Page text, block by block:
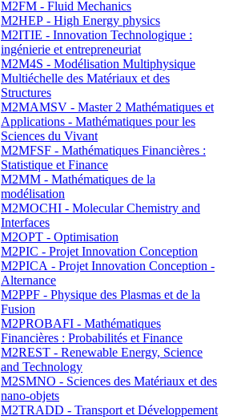
M2FM - Fluid Mechanics
M2HEP - High Energy physics
M2ITIE - Innovation Technologique :
ingénierie et entrepreneuriat
M2M4S - Modélisation Multiphysique
Multiéchelle des Matériaux et des
Structures
M2MAMSV - Master 2 Mathématiques et
Applications - Mathématiques pour les
Sciences du Vivant
M2MFSF - Mathématiques Financières :
Statistique et Finance
M2MM - Mathématiques de la
modélisation
M2MOCHI - Molecular Chemistry and
Interfaces
M2OPT - Optimisation
M2PIC - Projet Innovation Conception
M2PICA - Projet Innovation Conception -
Alternance
M2PPF - Physique des Plasmas et de la
Fusion
M2PROBAFI - Mathématiques
Financières : Probabilités et Finance
M2REST - Renewable Energy, Science
and Technology
M2SMNO - Sciences des Matériaux et des
nano-objets
M2TRADD - Transport et Développement